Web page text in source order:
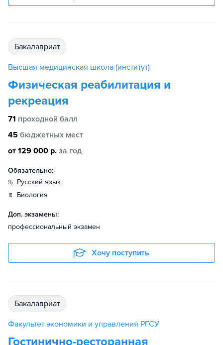
бакалавриат
Высшая медицинская школа (институт)
Физическая реабилитация и
рекреация
71 проходной балл
45 бюджетных мест
от 129 000 р. за год
Обязательно:
русский язык
биология
Доп. экзамены:
профессиональный экзамен
Хочу поступить
бакалавриат
Факультет экономики и управления РГСУ
Гостинично-ресторанная